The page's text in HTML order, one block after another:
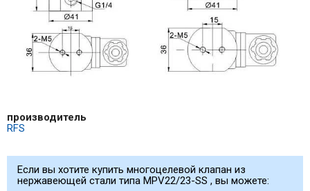
производитель
RFS
Если вы хотите купить многоцелевой клапан из
нержавеющей стали типа MPV22/23-SS , вы можете: